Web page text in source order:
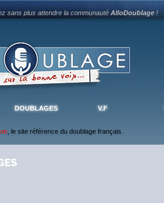
sans plus attendre la communautéAlloDoublage !
DOUBLAGES V.F
, le site référence du doublage français.